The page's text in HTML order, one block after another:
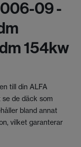
09 -
154kw
till din ALFA
se de däck som
bland annat
vilket garanterar